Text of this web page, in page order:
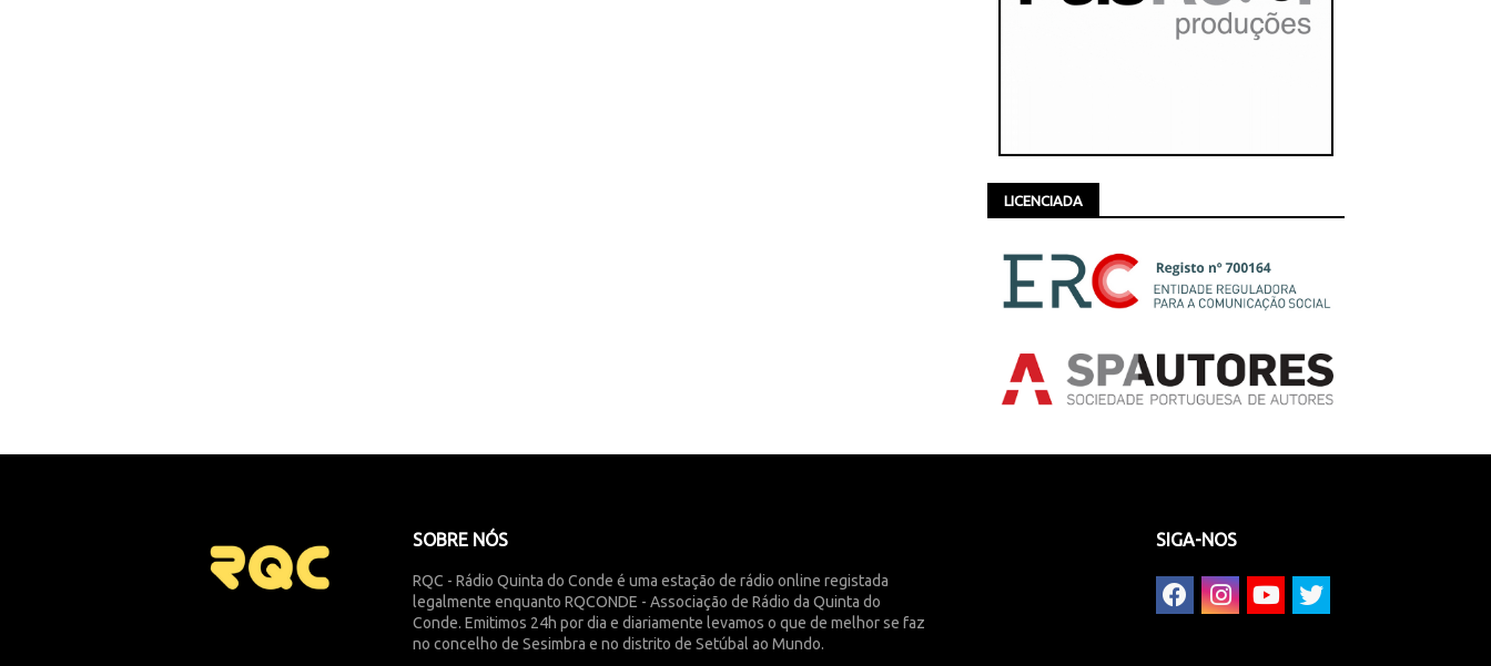
LICENCIADA
SOBRE NÓS
RQC - Rádio Quinta do Conde é uma estação de rádio online registada
legalmente enquanto RQCONDE - Associação de Rádio da Quinta do
Conde. Emitimos 24h por dia e diariamente levamos o que de melhor se faz
no concelho de Sesimbra e no distrito de Setúbal ao Mundo.
SIGA-NOS